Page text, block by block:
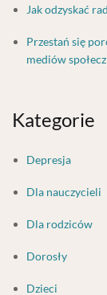
Jak odzyskać
Przestań się
mediów
Kategorie
Depresja
Dla nauczycieli
Dla rodziców
Dorosły
Dzieci